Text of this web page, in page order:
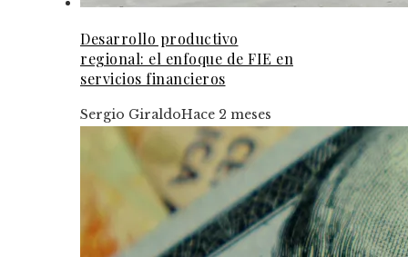
Desarrollo productivo
regional: el enfoque de FIE en
servicios financieros
Sergio GiraldoHace 2 meses